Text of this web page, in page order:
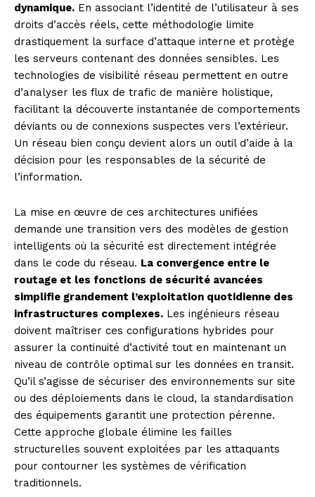
dynamique. En associant l’identité de l’utilisateur à ses
droits d’accès réels, cette méthodologie limite
drastiquement la surface d’attaque interne et protège
les serveurs contenant des données sensibles. Les
technologies de visibilité réseau permettent en outre
d’analyser les flux de trafic de manière holistique,
facilitant la découverte instantanée de comportements
déviants ou de connexions suspectes vers l’extérieur.
Un réseau bien conçu devient alors un outil d’aide à la
décision pour les responsables de la sécurité de
l’information.
La mise en œuvre de ces architectures unifiées
demande une transition vers des modèles de gestion
intelligents où la sécurité est directement intégrée
dans le code du réseau. La convergence entre le
routage et les fonctions de sécurité avancées
simplifie grandement l’exploitation quotidienne des
infrastructures complexes. Les ingénieurs réseau
doivent maîtriser ces configurations hybrides pour
assurer la continuité d’activité tout en maintenant un
niveau de contrôle optimal sur les données en transit.
Qu’il s’agisse de sécuriser des environnements sur site
ou des déploiements dans le cloud, la standardisation
des équipements garantit une protection pérenne.
Cette approche globale élimine les failles
structurelles souvent exploitées par les attaquants
pour contourner les systèmes de vérification
traditionnels.